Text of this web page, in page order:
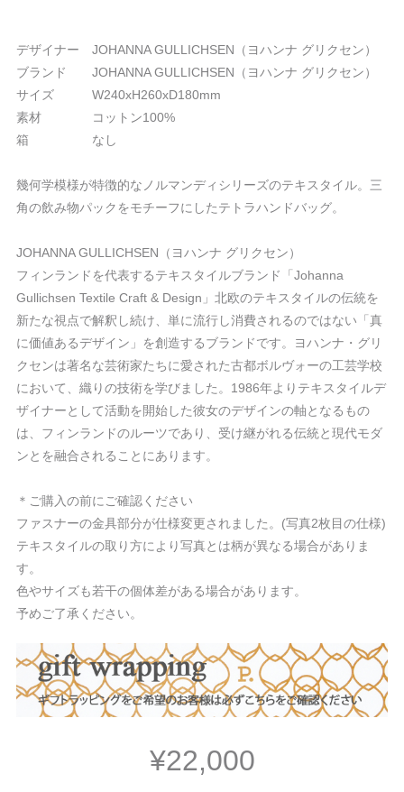
デザイナー JOHANNA GULLICHSEN（ヨハンナ グリクセン）
ブランド JOHANNA GULLICHSEN（ヨハンナ グリクセン）
サイズ W240xH260xD180mm
素材 コットン100%
箱 なし
幾何学模様が特徴的なノルマンディシリーズのテキスタイル。三
角の飲み物パックをモチーフにしたテトラハンドバッグ。
JOHANNA GULLICHSEN（ヨハンナ グリクセン）
フィンランドを代表するテキスタイルブランド「Johanna
Gullichsen Textile Craft & Design」北欧のテキスタイルの伝統を
新たな視点で解釈し続け、単に流行し消費されるのではない「真
に価値あるデザイン」を創造するブランドです。ヨハンナ・グリ
クセンは著名な芸術家たちに愛された古都ボルヴォーの工芸学校
において、織りの技術を学びました。1986年よりテキスタイルデ
ザイナーとして活動を開始した彼女のデザインの軸となるもの
は、フィンランドのルーツであり、受け継がれる伝統と現代モダ
ンとを融合されることにあります。
＊ご購入の前にご確認ください
ファスナーの金具部分が仕様変更されました。(写真2枚目の仕様)
テキスタイルの取り方により写真とは柄が異なる場合がありま
す。
色やサイズも若干の個体差がある場合があります。
予めご了承ください。
¥22,000